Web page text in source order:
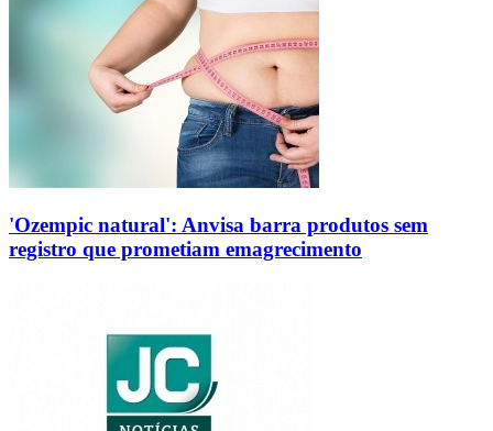
'Ozempic natural': Anvisa barra produtos sem
registro que prometiam emagrecimento